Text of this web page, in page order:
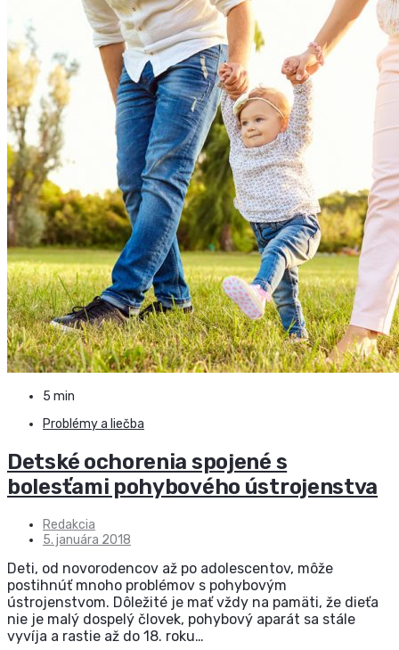
5 min
Problémy a liečba
Detské ochorenia spojené s
bolesťami pohybového ústrojenstva
Redakcia
5. januára 2018
Deti, od novorodencov až po adolescentov, môže
postihnúť mnoho problémov s pohybovým
ústrojenstvom. Dôležité je mať vždy na pamäti, že dieťa
nie je malý dospelý človek, pohybový aparát sa stále
vyvíja a rastie až do 18. roku…